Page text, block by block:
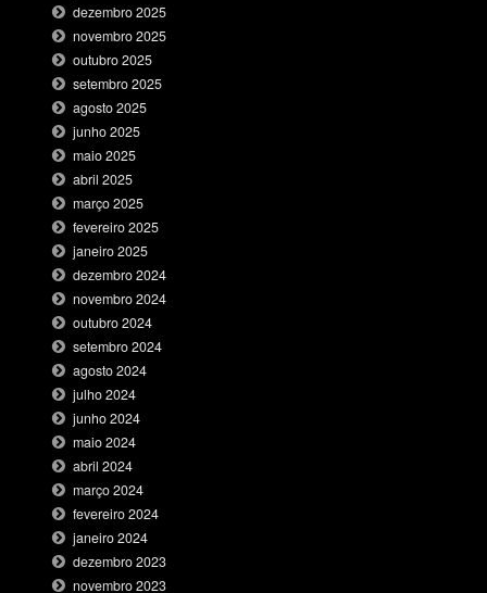
dezembro 2025
novembro 2025
outubro 2025
setembro 2025
agosto 2025
junho 2025
maio 2025
abril 2025
março 2025
fevereiro 2025
janeiro 2025
dezembro 2024
novembro 2024
outubro 2024
setembro 2024
agosto 2024
julho 2024
junho 2024
maio 2024
abril 2024
março 2024
fevereiro 2024
janeiro 2024
dezembro 2023
novembro 2023